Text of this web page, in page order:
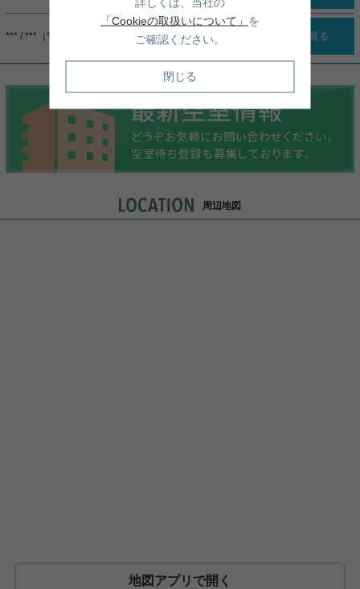
*** / ***（***） 詳細を見る
周辺地図
地図アプリで開く
「Cookieの取扱いについて」 を
ご確認ください。
閉じる